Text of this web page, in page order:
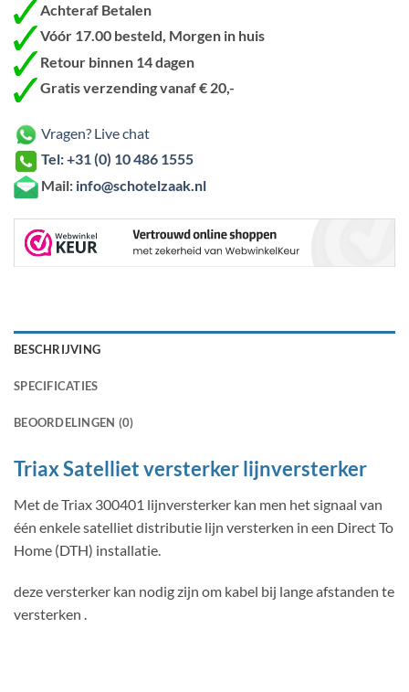
Achteraf Betalen
Vóór 17.00 besteld, Morgen in huis
Retour binnen 14 dagen
Gratis verzending vanaf € 20,-
Vragen? Live chat
Tel: +31 (0) 10 486 1555
Mail: info@schotelzaak.nl
BESCHRIJVING
SPECIFICATIES
BEOORDELINGEN (0)
Triax Satelliet versterker lijnversterker
Met de Triax 300401 lijnversterker kan men het signaal van
één enkele satelliet distributie lijn versterken in een Direct To
Home (DTH) installatie.
deze versterker kan nodig zijn om kabel bij lange afstanden te
versterken .